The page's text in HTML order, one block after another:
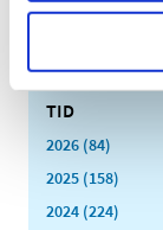
Alle (2506)
TID
2026 (84)
2025 (158)
2024 (224)